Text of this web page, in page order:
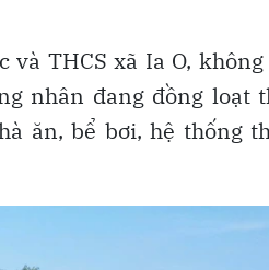
THCS xã Ia O,
nhân đang đồng loạt
ăn, bể bơi, hệ thống